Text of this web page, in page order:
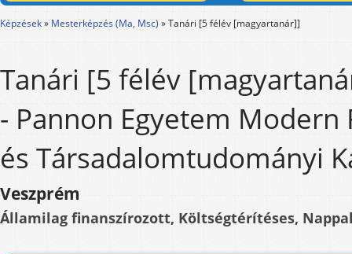
Képzések» Mesterképzés (Ma, Msc) »Tanári [5 félév [magyartanár]]
Tanári [5 félév
- Pannon Egyetem Modern
és Társadalomtudományi
Veszprém
Államilag finanszírozott, Költségtérítéses,